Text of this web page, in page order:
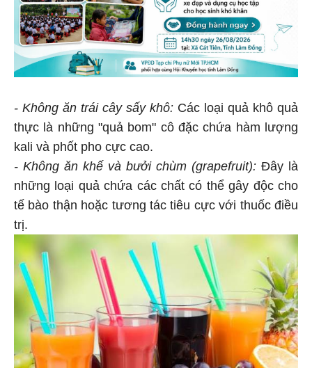
- Không ăn trái cây sấy khô: Các loại quả khô quả
thực là những "quả bom" cô đặc chứa hàm lượng
kali và phốt pho cực cao.
- Không ăn khế và bưởi chùm (grapefruit): Đây là
những loại quả chứa các chất có thể gây độc cho
tế bào thận hoặc tương tác tiêu cực với thuốc điều
trị.